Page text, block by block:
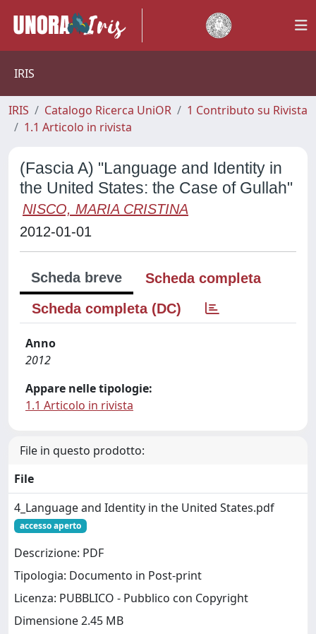
IRIS
IRIS Catalogo Ricerca UniOR
1 Contributo su Rivista
1.1 Articolo in rivista
(Fascia A) "Language and Identity in
the United States: the Case of Gullah"
NISCO, MARIA CRISTINA
2012-01-01
Scheda breve
Scheda completa
Scheda completa (DC)
Anno
2012
Appare nelle tipologie:
1.1 Articolo in rivista
File in questo prodotto:
File
4_Language and Identity in the United States.pdf
accesso aperto
Descrizione: PDF
Tipologia: Documento in Post-print
Licenza: PUBBLICO - Pubblico con Copyright
Dimensione 2.45 MB